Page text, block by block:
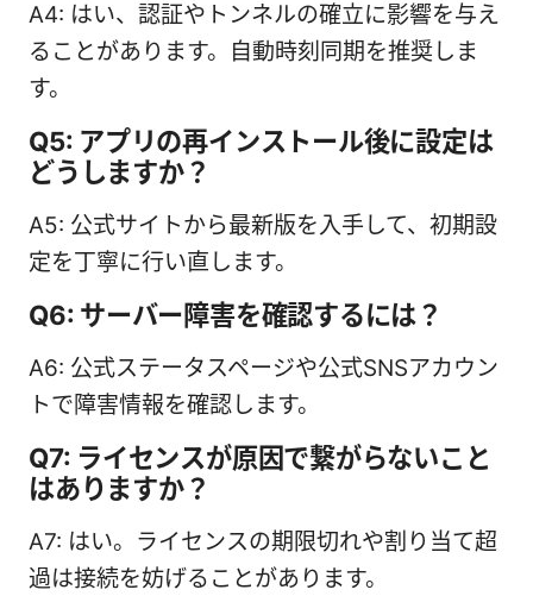
A4: はい、認証やトンネルの確立に影響を与え
ることがあります。自動時刻同期を推奨しま
す。
Q5: アプリの再インストール後に設定は
どうしますか？
A5: 公式サイトから最新版を入手して、初期設
定を丁寧に行い直します。
Q6: サーバー障害を確認するには？
A6: 公式ステータスページや公式SNSアカウン
トで障害情報を確認します。
Q7: ライセンスが原因で繋がらないこと
はありますか？
A7: はい。ライセンスの期限切れや割り当て超
過は接続を妨げることがあります。